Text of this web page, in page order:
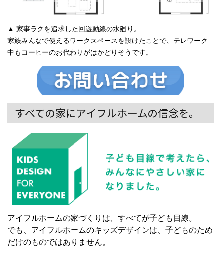
▲ 家事ラクを追求した回遊動線の水廻り。
家族みんなで使えるワークスペースを設けたことで、テレワーク
中もコーヒーのお代わりがはかどりそうです。
すべての家にアイフルホームの信念を。
アイフルホームの家づくりは、すべてが子ども目線。
でも、アイフルホームのキッズデザインは、子どものため
だけのものではありません。